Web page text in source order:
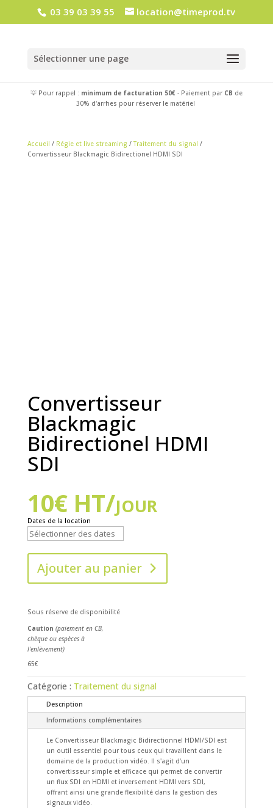
03 39 03 39 55 location@timeprod.tv
Sélectionner une page
💡 Pour rappel : minimum de facturation 50€ - Paiement par CB de
30% d'arrhes pour réserver le matériel
Accueil / Régie et live streaming /Traitement du signal /
Convertisseur Blackmagic Bidirectionel HDMI SDI
Convertisseur
Blackmagic
Bidirectionel HDMI
SDI
10€HT/jour
Dates de la location
Ajouter au panier
Sous réserve de disponibilité
Caution (paiement en CB,
chèque ou espèces à
l'enlèvement)
65€
Catégorie : Traitement du signal
Description
Informations complémentaires
Le Convertisseur Blackmagic Bidirectionnel HDMI/SDI est
un outil essentiel pour tous ceux qui travaillent dans le
domaine de la production vidéo. Il s'agit d'un
convertisseur simple et efficace qui permet de convertir
un flux SDI en HDMI et inversement HDMI vers SDI,
offrant ainsi une grande flexibilité dans la gestion des
signaux vidéo.